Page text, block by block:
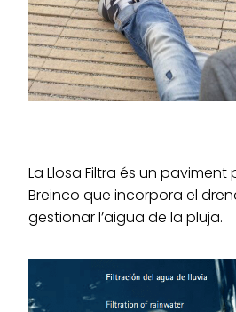
La Llosa Filtra és un
Breinco que incorpora el
gestionar l’aigua de la pluja.